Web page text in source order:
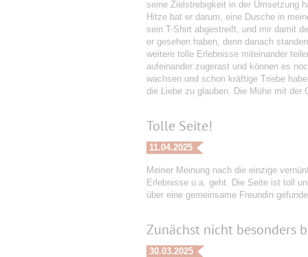
seine Zielstrebigkeit in der Umsetzung
Hitze bat er darum, eine Dusche in
sein T-Shirt abgestreift, und mir damit
er gesehen haben, denn danach
weitere tolle Erlebnisse miteinander
aufeinander zugerast und können es
wachsen und schon kräftige Triebe
die Liebe zu glauben. Die Mühe mit der
Tolle Seite!
11.04.2025
Meiner Meinung nach die einzige
Erlebnisse u.a. geht. Die Seite ist toll
über eine gemeinsame Freundin
Zunächst nicht besonders
30.03.2025